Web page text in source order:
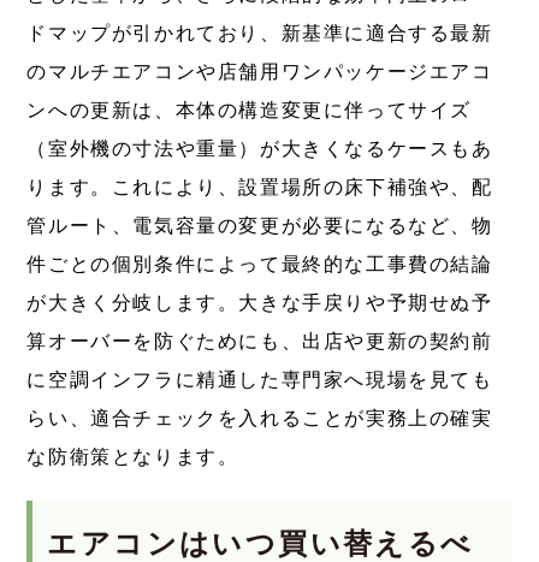
ドマップが引かれており、新基準に適合する最新
のマルチエアコンや店舗用ワンパッケージエアコ
ンへの更新は、本体の構造変更に伴ってサイズ
（室外機の寸法や重量）が大きくなるケースもあ
ります。これにより、設置場所の床下補強や、配
管ルート、電気容量の変更が必要になるなど、物
件ごとの個別条件によって最終的な工事費の結論
が大きく分岐します。大きな手戻りや予期せぬ予
算オーバーを防ぐためにも、出店や更新の契約前
に空調インフラに精通した専門家へ現場を見ても
らい、適合チェックを入れることが実務上の確実
な防衛策となります。
エアコンはいつ買い替えるべ